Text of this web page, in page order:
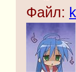
Файл: